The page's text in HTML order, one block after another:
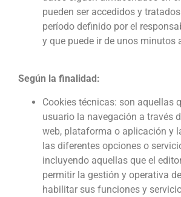
pueden ser accedidos y
período definido por el
y que puede ir de unos minutos
Según la finalidad:
Cookies técnicas: son aquellas
usuario la navegación a través
web, plataforma o aplicación y
las diferentes opciones o
incluyendo aquellas que el
permitir la gestión y operativa
habilitar sus funciones y